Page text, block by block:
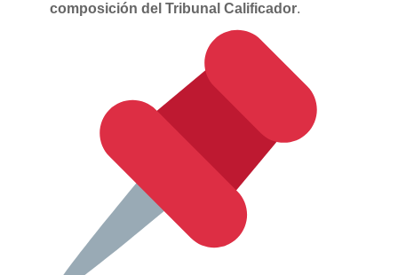
composición del Tribunal Calificador.